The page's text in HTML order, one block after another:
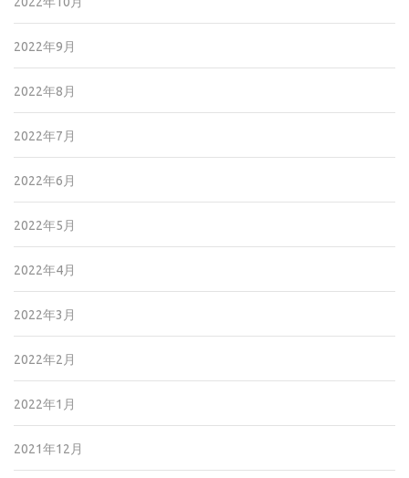
2022年9月
2022年8月
2022年7月
2022年6月
2022年5月
2022年4月
2022年3月
2022年2月
2022年1月
2021年12月